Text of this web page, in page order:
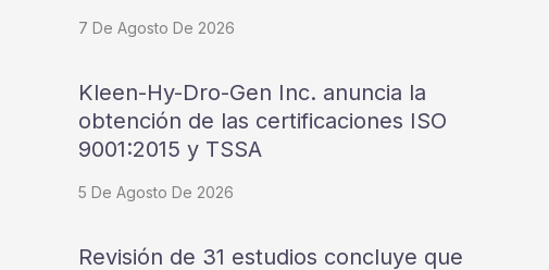
7 De Agosto De 2026
Kleen-Hy-Dro-Gen Inc. anuncia la
obtención de las certificaciones ISO
9001:2015 y TSSA
5 De Agosto De 2026
Revisión de 31 estudios concluye que